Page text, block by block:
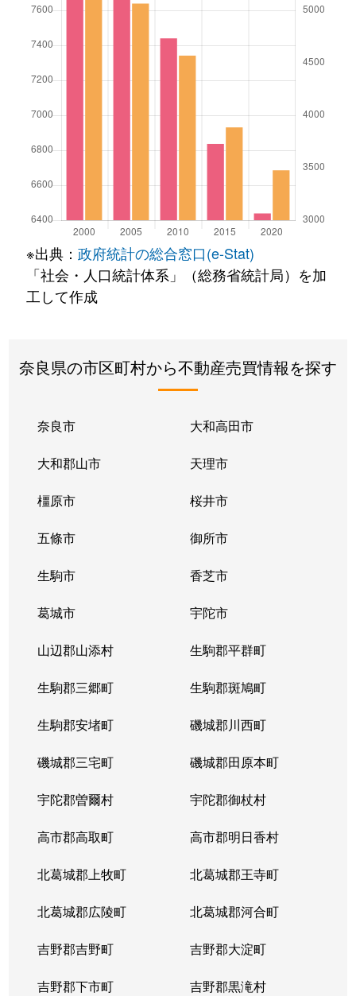
※出典： 政府統計の総合窓口(e-Stat)
「社会・人口統計体系」（総務省統計局）を加
工して作成
奈良県の市区町村から不動産売買情報を探す
奈良市 大和高田市
大和郡山市 天理市
橿原市 桜井市
五條市 御所市
生駒市 香芝市
葛城市 宇陀市
山辺郡山添村 生駒郡平群町
生駒郡三郷町 生駒郡斑鳩町
生駒郡安堵町 磯城郡川西町
磯城郡三宅町 磯城郡田原本町
宇陀郡曽爾村 宇陀郡御杖村
高市郡高取町 高市郡明日香村
北葛城郡上牧町 北葛城郡王寺町
北葛城郡広陵町 北葛城郡河合町
吉野郡吉野町 吉野郡大淀町
吉野郡下市町 吉野郡黒滝村